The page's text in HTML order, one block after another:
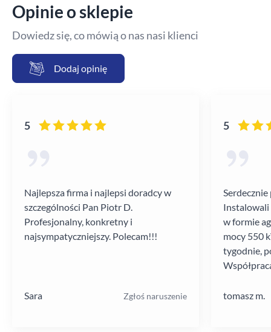
Opinie o sklepie
Dowiedz się, co mówią o nas nasi klienci
Dodaj opinię
5
Najlepsza firma i najlepsi doradcy w
szczególności Pan Piotr D.
Profesjonalny, konkretny i
najsympatyczniejszy. Polecam!!!
Sara Zgłoś naruszenie
5
Instalowali
w formie
mocy 550
tygodnie,
tomasz m.